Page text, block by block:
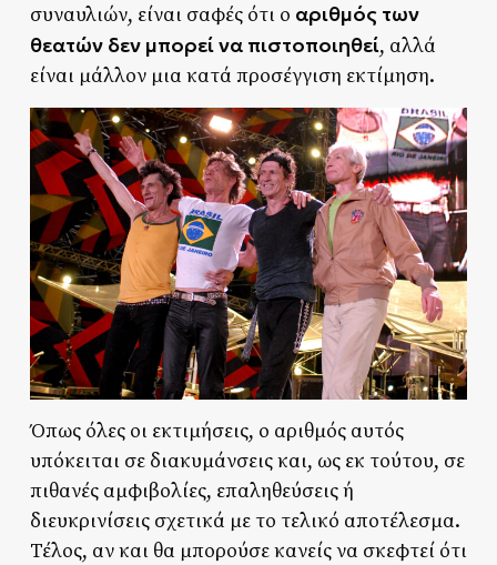
συναυλιών, είναι σαφές ότι ο αριθμός των
θεατών δεν μπορεί να πιστοποιηθεί, αλλά
είναι μάλλον μια κατά προσέγγιση εκτίμηση.
Όπως όλες οι εκτιμήσεις, ο αριθμός αυτός
υπόκειται σε διακυμάνσεις και, ως εκ τούτου, σε
πιθανές αμφιβολίες, επαληθεύσεις ή
διευκρινίσεις σχετικά με το τελικό αποτέλεσμα.
Τέλος, αν και θα μπορούσε κανείς να σκεφτεί ότι